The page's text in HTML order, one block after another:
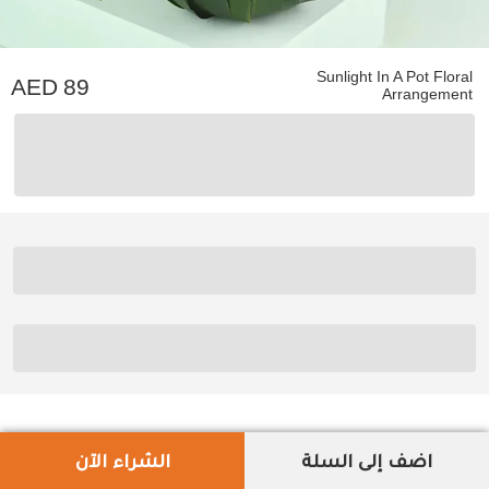
Sunlight In A Pot Floral
Arrangement
89
اضف إلى السلة الشراء الآن